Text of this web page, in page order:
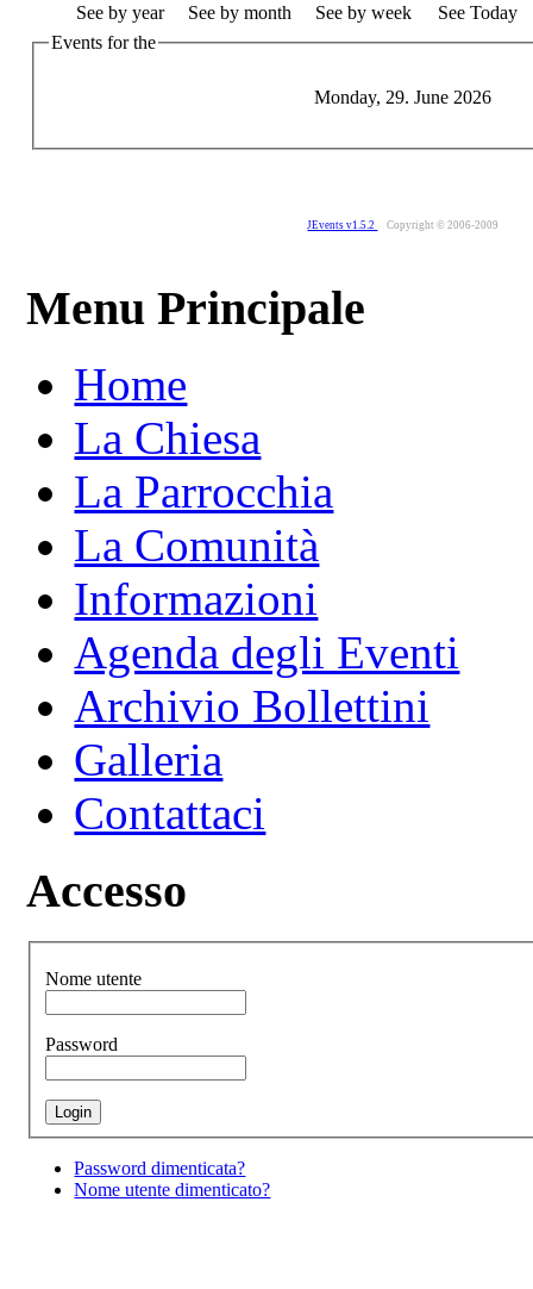
See by year See by month See by week
See Today
Events for the
Monday, 29. June 2026
JEvents v1.5.2 Copyright © 2006-2009
Menu Principale
Home
La Chiesa
La Parrocchia
La Comunità
Informazioni
Agenda degli Eventi
Archivio Bollettini
Galleria
Contattaci
Accesso
Nome utente
Password
Password dimenticata?
Nome utente dimenticato?